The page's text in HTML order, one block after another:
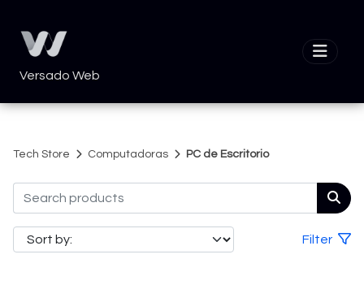
Versado Web
Tech Store Computadoras PC de Escritorio
Filter